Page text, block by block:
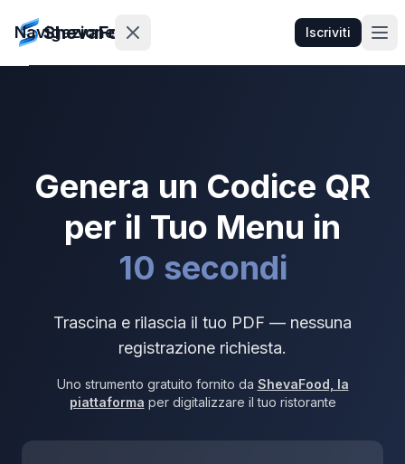
ShevaFood Iscriviti
Navigazione
Contatti
Genera un Codice QR
per il Tuo Menu in
10 secondi
Trascina e rilascia il tuo PDF — nessuna
registrazione richiesta.
Uno strumento gratuito fornito da ShevaFood, la
piattaforma per digitalizzare il tuo ristorante